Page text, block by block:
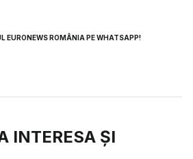
EURONEWS ROMÂNIA PE WHATSAPP!
INTERESA ȘI